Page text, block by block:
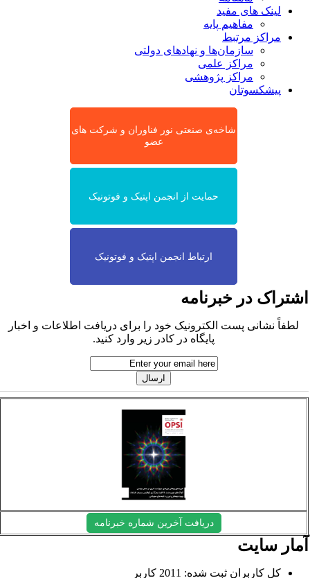
لینک های مفید
مفاهیم پایه
مراکز مرتبط
سازمان‌ها و نهادهای دولتی
مراکز علمی
مراکز پژوهشی
پیشکسوتان
شاخه‌ی صنعتی نور فناوران و شرکت های
عضو
حمایت از انجمن اپتیک و فوتونیک
ارتباط انجمن اپتیک و فوتونیک
در خبرنامه
لطفاً نشانی پست الکترونیک خود را برای دریافت اطلاعات و اخبار
پایگاه در کادر زیر وارد کنید.
دریافت آخرین شماره خبرنامه
سایت
کل کاربران ثبت شده: 2011 کاربر